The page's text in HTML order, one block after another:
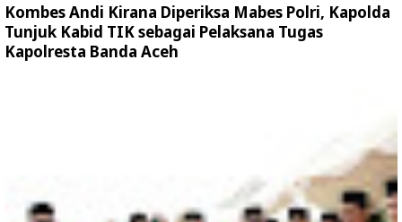
Kombes Andi Kirana Diperiksa Mabes Polri, Kapolda
Tunjuk Kabid TIK sebagai Pelaksana Tugas
Kapolresta Banda Aceh